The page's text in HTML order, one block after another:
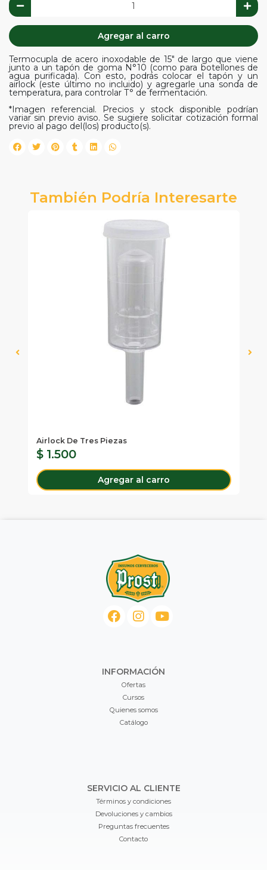
Agregar al carro
Termocupla de acero inoxodable de 15" de largo que viene
junto a un tapón de goma N°10 (como para botellones de
agua purificada). Con esto, podrás colocar el tapón y un
airlock (este último no incluido) y agregarle una sonda de
temperatura, para controlar T° de fermentación.
*Imagen referencial. Precios y stock disponible podrían
variar sin previo aviso. Se sugiere solicitar cotización formal
previo al pago del(los) producto(s).
También Podría Interesarte
Airlock De Tres Piezas
$ 1.500
Agregar al carro
INFORMACIÓN
Ofertas
Cursos
Quienes somos
Catálogo
SERVICIO AL CLIENTE
Términos y condiciones
Devoluciones y cambios
Preguntas frecuentes
Contacto